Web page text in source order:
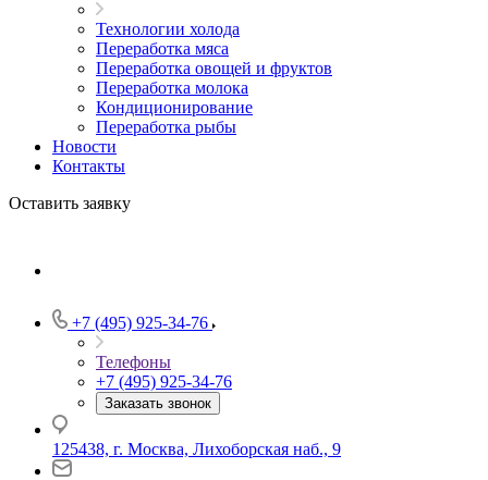
Технологии холода
Переработка мяса
Переработка овощей и фруктов
Переработка молока
Кондиционирование
Переработка рыбы
Новости
Контакты
Оставить заявку
+7 (495) 925-34-76
Телефоны
+7 (495) 925-34-76
Заказать звонок
125438, г. Москва, Лихоборская наб., 9